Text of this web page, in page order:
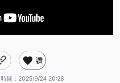
讚
間： 2025/9/24 20:28